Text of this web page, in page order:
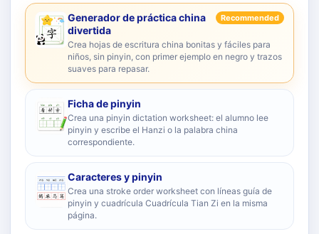
Generador de práctica china
divertida
Recommended
Crea hojas de escritura china bonitas y fáciles para
niños, sin pinyin, con primer ejemplo en negro y trazos
suaves para repasar.
Ficha de pinyin
Crea una pinyin dictation worksheet: el alumno lee
pinyin y escribe el Hanzi o la palabra china
correspondiente.
Caracteres y pinyin
Crea una stroke order worksheet con líneas guía de
pinyin y cuadrícula Cuadrícula Tian Zi en la misma
página.